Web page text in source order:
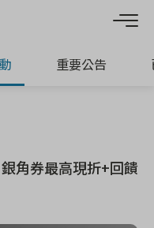
重要公告
角券最高現折+回饋